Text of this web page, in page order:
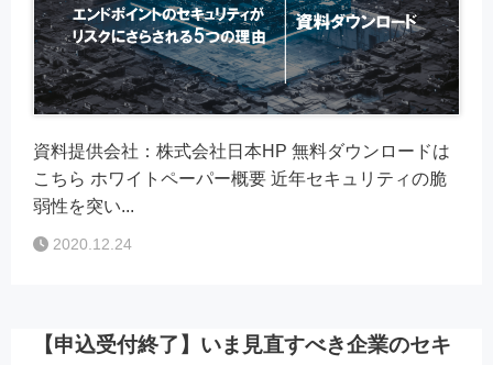
資料提供会社：株式会社日本HP 無料ダウンロードは
こちら ホワイトペーパー概要 近年セキュリティの脆
弱性を突い...
2020.12.24
【申込受付終了】いま見直すべき企業のセキ